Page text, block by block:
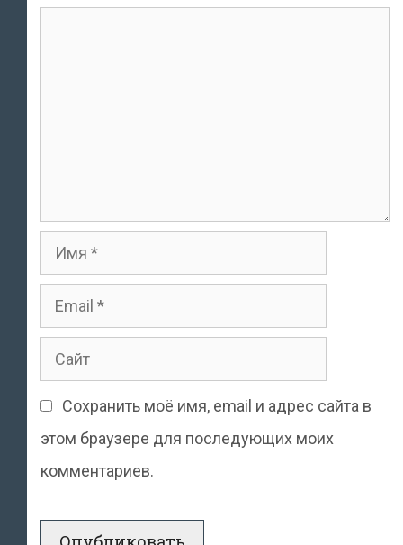
Имя
Email
Сайт
Сохранить моё имя, email и адрес сайта в
этом браузере для последующих моих
комментариев.